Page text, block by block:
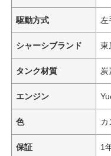
ホーム
駆動方式 左
シャーシブランド 東
タンク材質 炭
エンジン
色 カ
保証 1